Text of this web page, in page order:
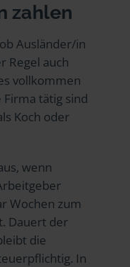
zahlen
Ausländer/in
Regel auch
vollkommen
tätig sind
Koch oder
wenn
Wochen zum
Dauert der
die
In